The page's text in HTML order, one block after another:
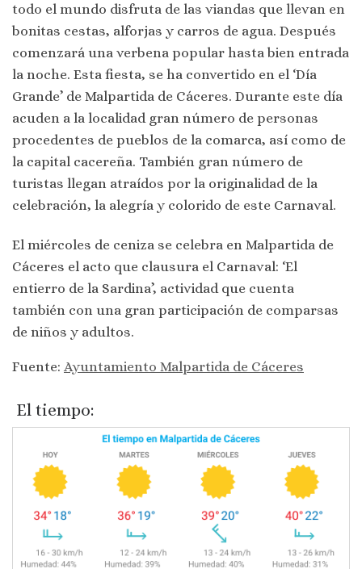
todo el mundo disfruta de las viandas que llevan en
bonitas cestas, alforjas y carros de agua. Después
comenzará una verbena popular hasta bien entrada
la noche. Esta fiesta, se ha convertido en el ‘Día
Grande’ de Malpartida de Cáceres. Durante este día
acuden a la localidad gran número de personas
procedentes de pueblos de la comarca, así como de
la capital cacereña. También gran número de
turistas llegan atraídos por la originalidad de la
celebración, la alegría y colorido de este Carnaval.
El miércoles de ceniza se celebra en Malpartida de
Cáceres el acto que clausura el Carnaval: ‘El
entierro de la Sardina’, actividad que cuenta
también con una gran participación de comparsas
de niños y adultos.
Fuente: Ayuntamiento Malpartida de Cáceres
El tiempo: